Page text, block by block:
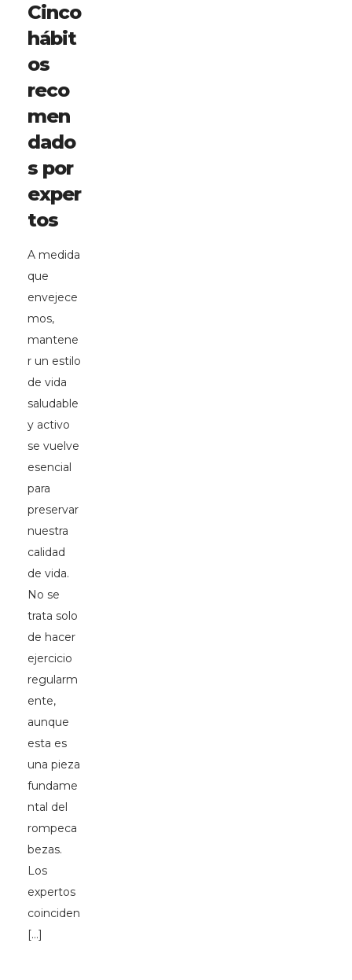
Cinco
hábit
os
reco
men
dado
s por
exper
tos
A medida
que
envejece
mos,
mantene
r un estilo
de vida
saludable
y activo
se vuelve
esencial
para
preservar
nuestra
calidad
de vida.
No se
trata solo
de hacer
ejercicio
regularm
ente,
aunque
esta es
una pieza
fundame
ntal del
rompeca
bezas.
Los
expertos
coinciden
[…]